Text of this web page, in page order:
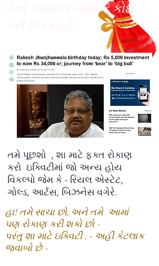
તેનો અર્થ એ નથી કે કોઈ
તમે પૂછશો , શા માટે ફક્ત રોકાણ
કરો ઇક્વિટીમાં જો અન્ય હોય
વિકલ્પો જેમ કે - રિયલ એસ્ટેટ,
ગોલ્ડ, આર્ટસ, બિઝનેસ વગેરે.
હા! તમે સાચા છો, અને તમે
આમાં
પણ રોકાણ કરી શકો છો -
પરંતુ શા માટે ઇક્વિટી : - અહીં કેટલાક
જવાબો છે -